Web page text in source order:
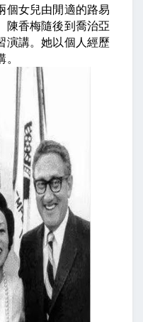
個女兒由閒適的路易
陳香梅隨後到喬治亞
演講。她以個人經歷